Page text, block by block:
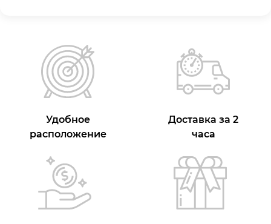
Удобное
расположение
Доставка за 2
часа